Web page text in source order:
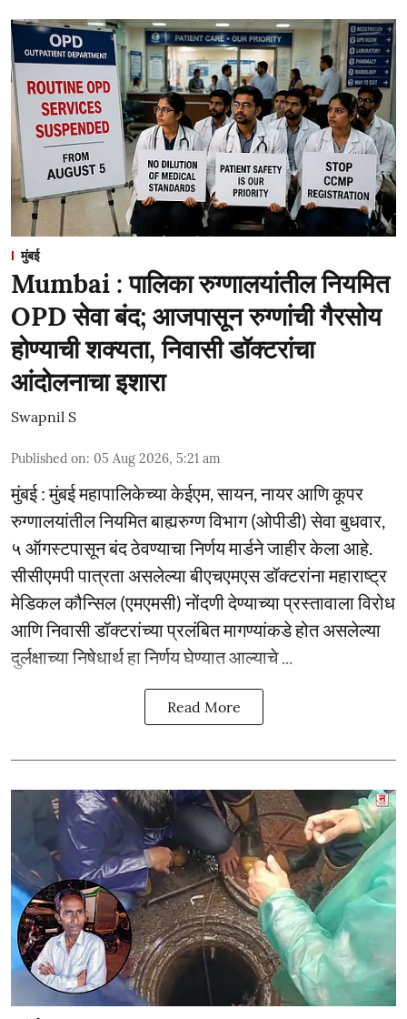
मुंबई
Mumbai : पालिका रुग्णालयांतील नियमित
OPD सेवा बंद; आजपासून रुग्णांची गैरसोय
होण्याची शक्यता, निवासी डॉक्टरांचा
आंदोलनाचा इशारा
Swapnil S
Published on: 05 Aug 2026, 5:21 am
मुंबई : मुंबई महापालिकेच्या केईएम, सायन, नायर आणि कूपर
रुग्णालयांतील नियमित बाह्यरुग्ण विभाग (ओपीडी) सेवा बुधवार,
५ ऑगस्टपासून बंद ठेवण्याचा निर्णय मार्डने जाहीर केला आहे.
सीसीएमपी पात्रता असलेल्या बीएचएमएस डॉक्टरांना महाराष्ट्र
मेडिकल कौन्सिल (एमएमसी) नोंदणी देण्याच्या प्रस्तावाला विरोध
आणि निवासी डॉक्टरांच्या प्रलंबित मागण्यांकडे होत असलेल्या
दुर्लक्षाच्या निषेधार्थ हा निर्णय घेण्यात आल्याचे ...
Read More